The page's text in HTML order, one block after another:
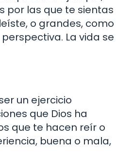
por las que te sientas
o grandes, como
La vida se
un ejercicio
que Dios ha
que te hacen reír o
buena o mala,